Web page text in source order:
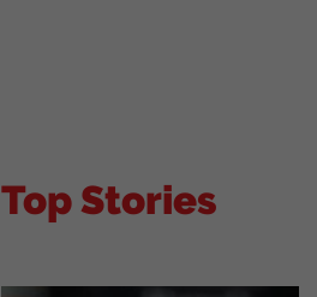
Top Stories